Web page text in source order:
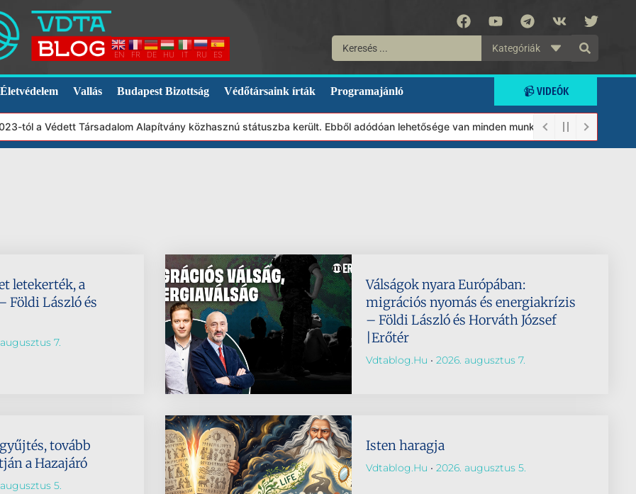
EN FR DE HU IT RU ES
Kategóriák
Életvédelem Vallás Budapest Bizottság Védőtársaink írták Programajánló 📹 VIDEÓK
Védett Társadalom Alapítvány közhasznú státuszba került. Ebből adódóan lehetősége van minden munkánkat segíteni
letekerték, a
Földi László és
7.
Válságok nyara Európában:
migrációs nyomás és energiakrízis
– Földi László és Horváth József
|Erőtér
Vdtablog.hu 2026. augusztus 7.
tovább
a Hazajáró
5.
Isten haragja
Vdtablog.hu 2026. augusztus 5.